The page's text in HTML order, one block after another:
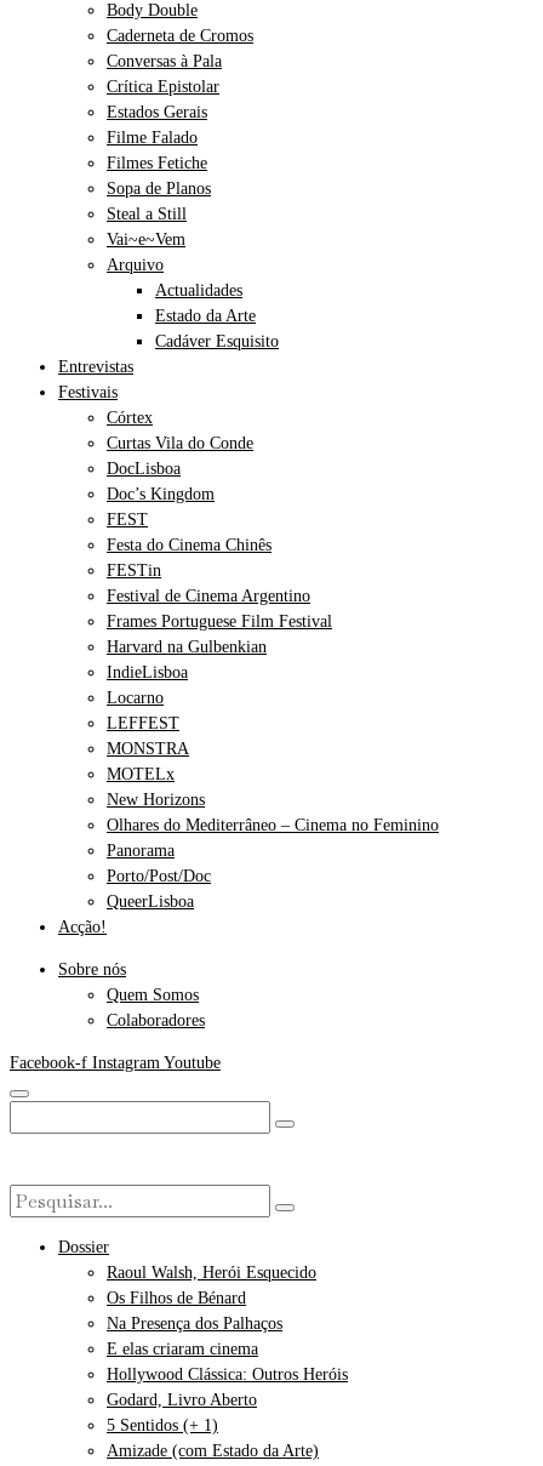
Body Double
Caderneta de Cromos
Conversas à Pala
Crítica Epistolar
Estados Gerais
Filme Falado
Filmes Fetiche
Sopa de Planos
Steal a Still
Vai~e~Vem
Arquivo
Actualidades
Estado da Arte
Cadáver Esquisito
Entrevistas
Festivais
Córtex
Curtas Vila do Conde
DocLisboa
Doc’s Kingdom
FEST
Festa do Cinema Chinês
FESTin
Festival de Cinema Argentino
Frames Portuguese Film Festival
Harvard na Gulbenkian
IndieLisboa
Locarno
LEFFEST
MONSTRA
MOTELx
New Horizons
Olhares do Mediterrâneo – Cinema no Feminino
Panorama
Porto/Post/Doc
QueerLisboa
Acção!
Sobre nós
Quem Somos
Colaboradores
Facebook-f Instagram Youtube
Dossier
Raoul Walsh, Herói Esquecido
Os Filhos de Bénard
Na Presença dos Palhaços
E elas criaram cinema
Hollywood Clássica: Outros Heróis
Godard, Livro Aberto
5 Sentidos (+ 1)
Amizade (com Estado da Arte)